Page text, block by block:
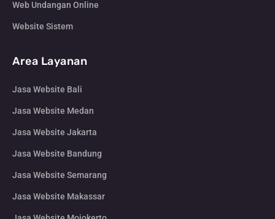
Web Undangan Online
Website Sistem
Area Layanan
Jasa Website Bali
Jasa Website Medan
Jasa Website Jakarta
Jasa Website Bandung
Jasa Website Semarang
Jasa Website Makassar